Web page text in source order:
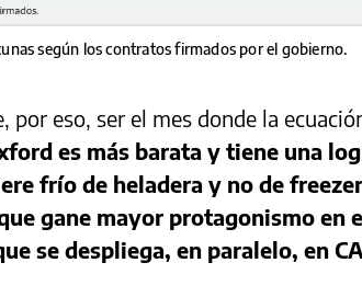
según los contratos firmados por el gobierno.
por eso, ser el mes donde la
es más barata y tiene una
frío de heladera y no de
gane mayor protagonismo en
se despliega, en paralelo, en